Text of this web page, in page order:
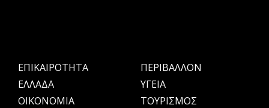
ΕΠΙΚΑΙΡΟΤΗΤΑ
ΕΛΛΑΔΑ
OIKONOMIA
ΠΕΡΙΒΑΛΛΟΝ
ΥΓΕΙΑ
ΤΟΥΡΙΣΜΟΣ